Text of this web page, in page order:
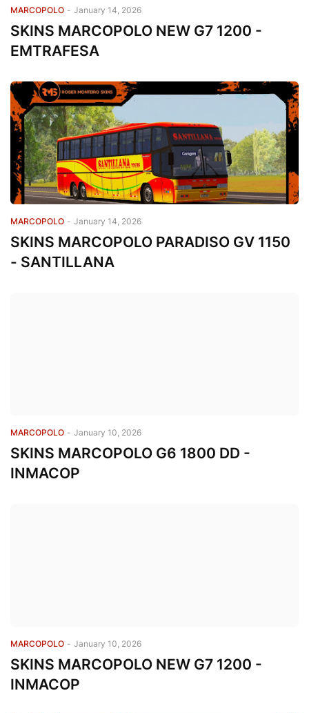
MARCOPOLO - January 14, 2026
SKINS MARCOPOLO NEW G7 1200 -
EMTRAFESA
MARCOPOLO - January 14, 2026
SKINS MARCOPOLO PARADISO GV 1150
- SANTILLANA
MARCOPOLO - January 10, 2026
SKINS MARCOPOLO G6 1800 DD -
INMACOP
MARCOPOLO - January 10, 2026
SKINS MARCOPOLO NEW G7 1200 -
INMACOP